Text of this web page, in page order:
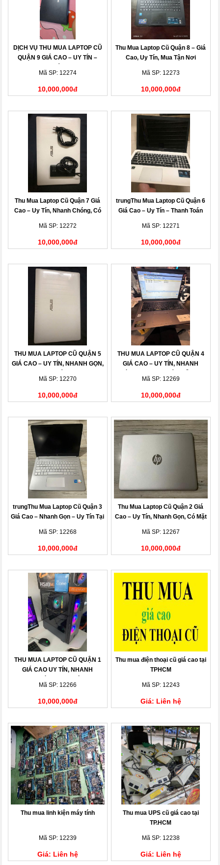
DỊCH VỤ THU MUA LAPTOP CŨ
QUẬN 9 GIÁ CAO – UY TÍN –
Mã SP: 12274
10,000,000đ
Thu Mua Laptop Cũ Quận 8 – Giá
Cao, Uy Tín, Mua Tận Nơi
Mã SP: 12273
10,000,000đ
Thu Mua Laptop Cũ Quận 7 Giá
Cao – Uy Tín, Nhanh Chóng, Có
Mã SP: 12272
10,000,000đ
trungThu Mua Laptop Cũ Quận 6
Giá Cao – Uy Tín – Thanh Toán
Mã SP: 12271
10,000,000đ
THU MUA LAPTOP CŨ QUẬN 5
GIÁ CAO – UY TÍN, NHANH GỌN,
Mã SP: 12270
10,000,000đ
THU MUA LAPTOP CŨ QUẬN 4
GIÁ CAO – UY TÍN, NHANH
Mã SP: 12269
10,000,000đ
trungThu Mua Laptop Cũ Quận 3
Giá Cao – Nhanh Gọn – Uy Tín Tại
Mã SP: 12268
10,000,000đ
Thu Mua Laptop Cũ Quận 2 Giá
Cao – Uy Tín, Nhanh Gọn, Có Mặt
Mã SP: 12267
10,000,000đ
THU MUA LAPTOP CŨ QUẬN 1
GIÁ CAO UY TÍN, NHANH
Mã SP: 12266
10,000,000đ
Thu mua điện thoại cũ giá cao tại
TPHCM
Mã SP: 12243
Giá: Liên hệ
Thu mua linh kiện máy tính
Mã SP: 12239
Giá: Liên hệ
Thu mua UPS cũ giá cao tại
TP.HCM
Mã SP: 12238
Giá: Liên hệ